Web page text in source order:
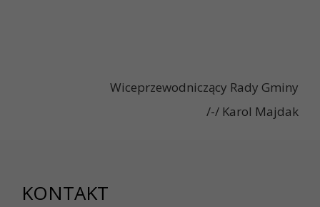
Wiceprzewodniczący Rady Gminy
/-/ Karol Majdak
KONTAKT